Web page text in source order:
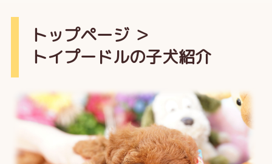
トップページ＞
トイプードルの子犬紹介